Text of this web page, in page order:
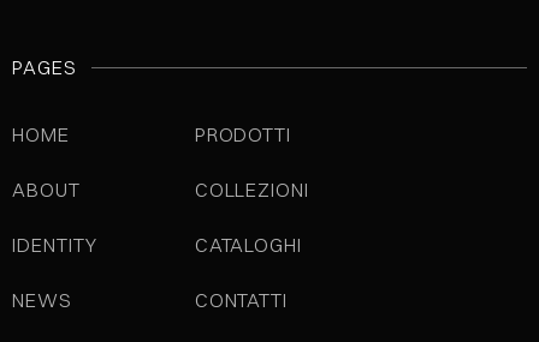
PAGES
HOME
ABOUT
IDENTITY
NEWS
PRODOTTI
COLLEZIONI
CATALOGHI
CONTATTI